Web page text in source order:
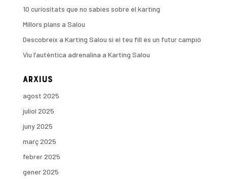
10 curiositats que no sabies sobre el karting
Millors plans a Salou
Descobreix a Karting Salou si el teu fill és un futur campió
Viu l’autèntica adrenalina a Karting Salou
Arxius
agost 2025
juliol 2025
juny 2025
març 2025
febrer 2025
gener 2025